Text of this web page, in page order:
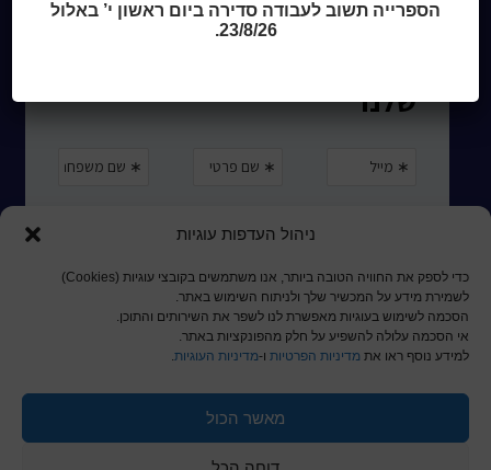
ניהול העדפות עוגיות
כדי לספק את החוויה הטובה ביותר, אנו משתמשים בקובצי עוגיות (Cookies)
לשמירת מידע על המכשיר שלך ולניתוח השימוש באתר.
הסכמה לשימוש בעוגיות מאפשרת לנו לשפר את השירותים והתוכן.
אי הסכמה עלולה להשפיע על חלק מהפונקציות באתר.
למידע נוסף ראו את מדיניות הפרטיות ו-מדיניות העוגיות.
מאשר הכול
© כל הזכויות שמורות לכותר ראשון
הספרייה תשוב לעבודה סדירה ביום ראשון י’ באלול
23/8/26.